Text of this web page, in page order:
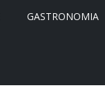
GASTRONOMIA